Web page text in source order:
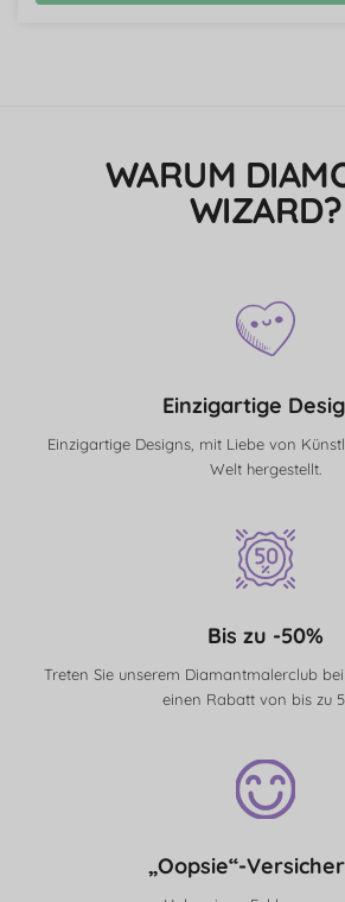
WARUM
WIZARD?
Einzigartige
Einzigartige Designs, mit Liebe von
Welt hergestellt.
Bis zu -50%
Treten Sie unserem Diamantmalerclub
einen Rabatt von bis zu
„Oopsie“-